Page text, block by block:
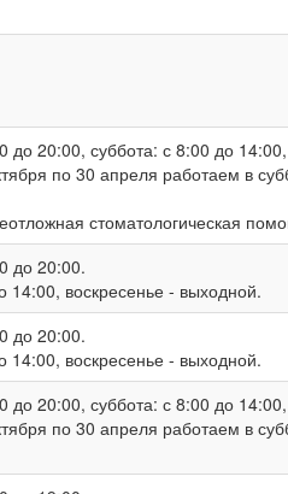
до 20:00, суббота: с 8:00 до
по 30 апреля работаем в
стоматологическая
до 20:00.
14:00, воскресенье - выходной.
до 20:00.
14:00, воскресенье - выходной.
до 20:00, суббота: с 8:00 до
по 30 апреля работаем в